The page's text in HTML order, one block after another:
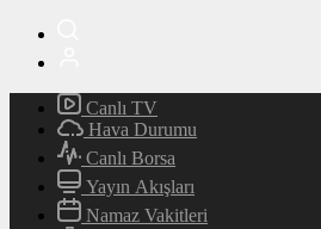
Canlı TV
Hava Durumu
Canlı Borsa
Yayın Akışları
Namaz Vakitleri